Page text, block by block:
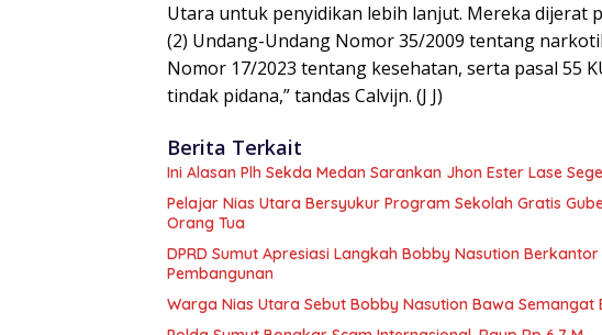
Utara untuk penyidikan lebih lanjut. Mereka dijerat
(2) Undang-Undang Nomor 35/2009 tentang
Nomor 17/2023 tentang kesehatan, serta pasal 55
tindak pidana,” tandas Calvijn. (J J)
Berita Terkait
Ini Alasan Plh Sekda Medan Sarankan Jhon Ester Lase
Pelajar Nias Utara Bersyukur Program Sekolah Gratis
Orang Tua
DPRD Sumut Apresiasi Langkah Bobby Nasution
Pembangunan
Warga Nias Utara Sebut Bobby Nasution Bawa Semangat